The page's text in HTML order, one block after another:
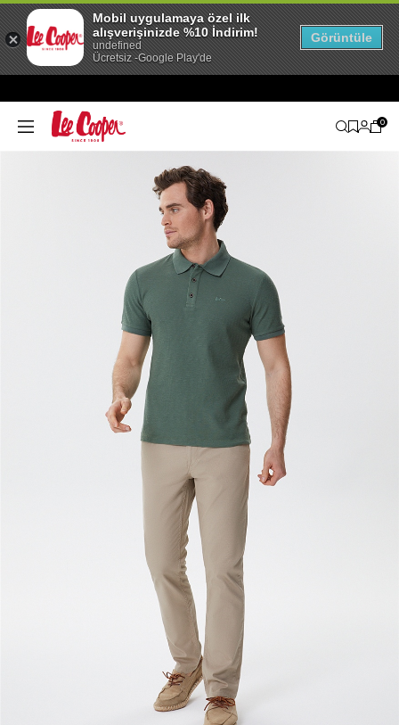
0
Mobil uygulamaya özel ilk
alışverişinizde %10 İndirim!
undefined
Ücretsiz -Google Play'de
Görüntüle